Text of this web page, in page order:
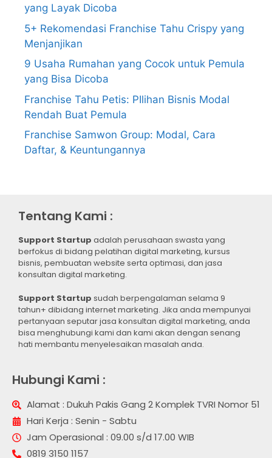
yang Layak Dicoba
5+ Rekomendasi Franchise Tahu Crispy yang
Menjanjikan
9 Usaha Rumahan yang Cocok untuk Pemula
yang Bisa Dicoba
Franchise Tahu Petis: PIlihan Bisnis Modal
Rendah Buat Pemula
Franchise Samwon Group: Modal, Cara
Daftar, & Keuntungannya
Tentang Kami :
Support Startup adalah perusahaan swasta yang
berfokus di bidang pelatihan digital marketing, kursus
bisnis, pembuatan website serta optimasi, dan jasa
konsultan digital marketing.
Support Startup sudah berpengalaman selama 9
tahun+ dibidang internet marketing. Jika anda mempunyai
pertanyaan seputar jasa konsultan digital marketing, anda
bisa menghubungi kami dan kami akan dengan senang
hati membantu menyelesaikan masalah anda.
Hubungi Kami :
Alamat : Dukuh Pakis Gang 2 Komplek TVRI Nomor 51
Hari Kerja : Senin - Sabtu
Jam Operasional : 09.00 s/d 17.00 WIB
0819 3150 1157